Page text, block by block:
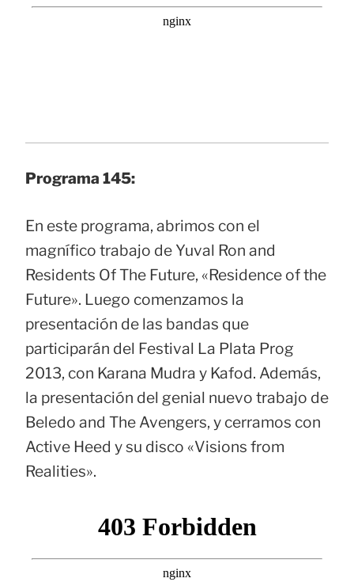
Programa 145:
En este programa, abrimos con el
magnífico trabajo de Yuval Ron and
Residents Of The Future, «Residence of the
Future». Luego comenzamos la
presentación de las bandas que
participarán del Festival La Plata Prog
2013, con Karana Mudra y Kafod. Además,
la presentación del genial nuevo trabajo de
Beledo and The Avengers, y cerramos con
Active Heed y su disco «Visions from
Realities».